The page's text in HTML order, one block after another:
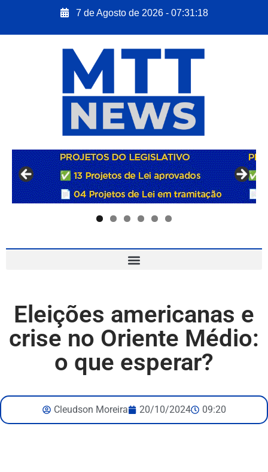
7 de Agosto de 2026 - 07:31:19
Eleições americanas e
crise no Oriente Médio:
o que esperar?
Cleudson Moreira 20/10/2024 09:20